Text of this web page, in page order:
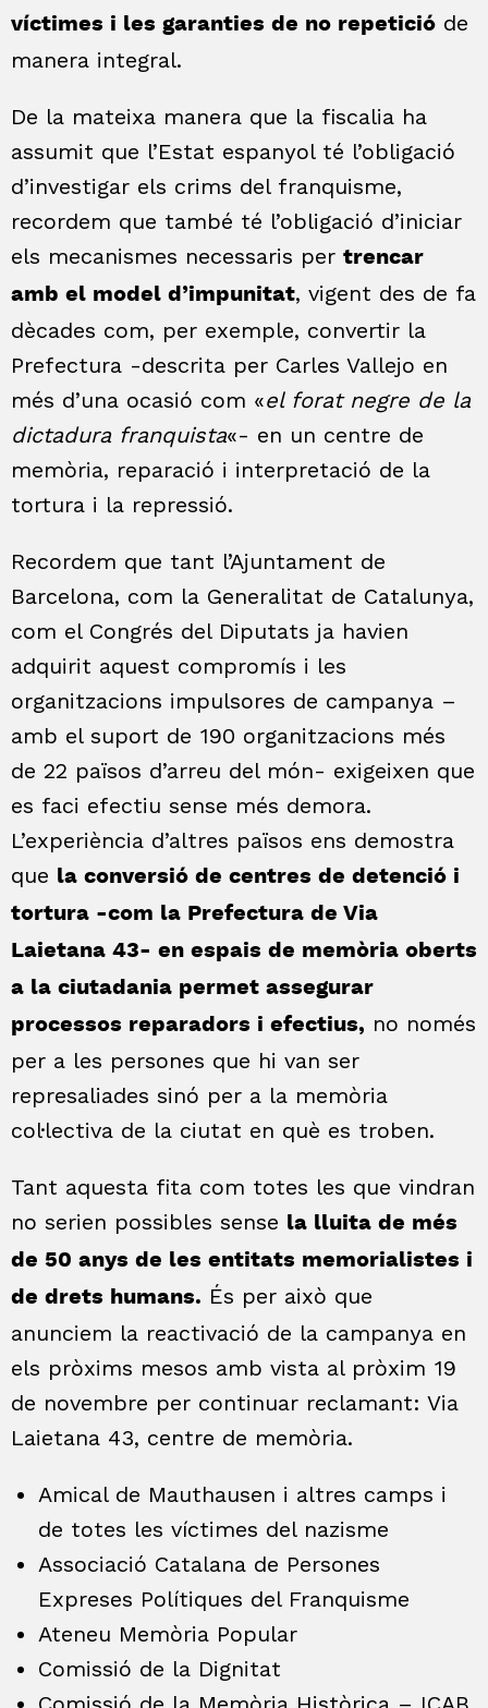
víctimes i les garanties de no repetició de
manera integral.
De la mateixa manera que la fiscalia ha
assumit que l’Estat espanyol té l’obligació
d’investigar els crims del franquisme,
recordem que també té l’obligació d’iniciar
els mecanismes necessaris per trencar
amb el model d’impunitat, vigent des de fa
dècades com, per exemple, convertir la
Prefectura -descrita per Carles Vallejo en
més d’una ocasió com «el forat negre de la
dictadura franquista«- en un centre de
memòria, reparació i interpretació de la
tortura i la repressió.
Recordem que tant l’Ajuntament de
Barcelona, com la Generalitat de Catalunya,
com el Congrés del Diputats ja havien
adquirit aquest compromís i les
organitzacions impulsores de campanya –
amb el suport de 190 organitzacions més
de 22 països d’arreu del món- exigeixen que
es faci efectiu sense més demora.
L’experiència d’altres països ens demostra
que la conversió de centres de detenció i
tortura -com la Prefectura de Via
Laietana 43- en espais de memòria oberts
a la ciutadania permet assegurar
processos reparadors i efectius, no només
per a les persones que hi van ser
represaliades sinó per a la memòria
col·lectiva de la ciutat en què es troben.
Tant aquesta fita com totes les que vindran
no serien possibles sense la lluita de més
de 50 anys de les entitats memorialistes i
de drets humans. És per això que
anunciem la reactivació de la campanya en
els pròxims mesos amb vista al pròxim 19
de novembre per continuar reclamant: Via
Laietana 43, centre de memòria.
Amical de Mauthausen i altres camps i
de totes les víctimes del nazisme
Associació Catalana de Persones
Expreses Polítiques del Franquisme
Ateneu Memòria Popular
Comissió de la Dignitat